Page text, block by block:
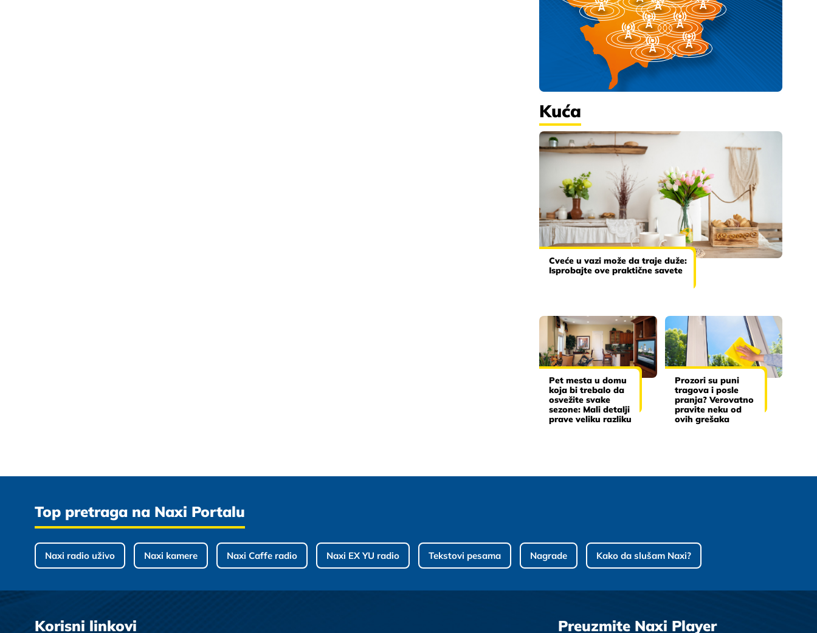
Kuća
Cveće u vazi može da traje duže:
Isprobajte ove praktične savete
Pet mesta u domu
koja bi trebalo da
osvežite svake
sezone: Mali detalji
prave veliku razliku
Prozori su puni
tragova i posle
pranja? Verovatno
pravite neku od
ovih grešaka
Top pretraga na Naxi Portalu
Naxi radio uživo Naxi kamere Naxi Caffe radio Naxi EX YU radio Tekstovi pesama Nagrade Kako da slušam Naxi?
Korisni linkovi Preuzmite Naxi Player